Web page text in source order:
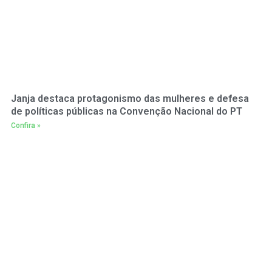
Janja destaca protagonismo das mulheres e defesa
de políticas públicas na Convenção Nacional do PT
Confira »